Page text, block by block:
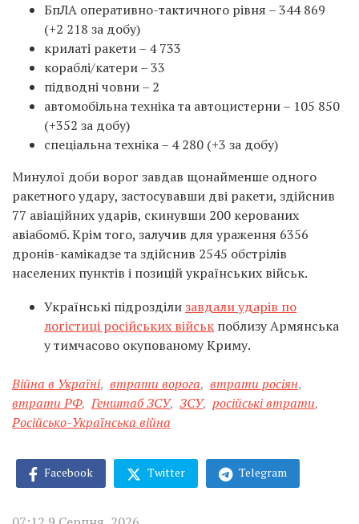
БпЛА оперативно-тактичного рівня – 344 869
(+2 218 за добу)
крилаті ракети – 4 733
кораблі/катери – 33
підводні човни – 2
автомобільна техніка та автоцистерни – 105 850
(+352 за добу)
спеціальна техніка – 4 280 (+3 за добу)
Минулої доби ворог завдав щонайменше одного
ракетного удару, застосувавши дві ракети, здійснив
77 авіаційних ударів, скинувши 200 керованих
авіабомб. Крім того, залучив для ураження 6356
дронів-камікадзе та здійснив 2545 обстрілів
населених пунктів і позицій українських військ.
Українські підрозділизавдали ударів по
логістиці російських військ поблизу Армянська
у тимчасово окупованому Криму.
Війна в Україні, втрати ворога, втрати росіян,
втрати РФ, Генштаб ЗСУ, ЗСУ, російські втрати,
Російсько-Українська війна
Facebook Twitter Telegram